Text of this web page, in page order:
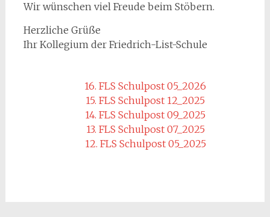
Wir wünschen viel Freude beim Stöbern.
Herzliche Grüße
Ihr Kollegium der Friedrich-List-Schule
16. FLS Schulpost 05_2026
15. FLS Schulpost 12_2025
14. FLS Schulpost 09_2025
13. FLS Schulpost 07_2025
12. FLS Schulpost 05_2025